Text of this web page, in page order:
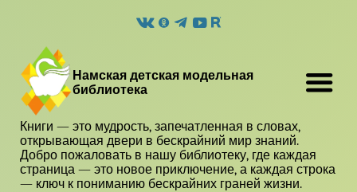
Намская детская модельная
библиотека
Книги — это мудрость, запечатленная в словах,
открывающая двери в бескрайний мир знаний.
Добро пожаловать в нашу библиотеку, где каждая
страница — это новое приключение, а каждая строка
— ключ к пониманию бескрайних граней жизни.